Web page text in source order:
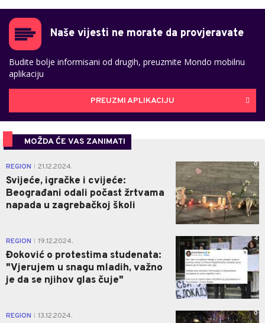
Naše vijesti ne morate da provjeravate
Budite bolje informisani od drugih, preuzmite Mondo mobilnu
aplikaciju
PREUZMI APLIKACIJU
MOŽDA ĆE VAS ZANIMATI
REGION 21.12.2024.
Svijeće, igračke i cvijeće:
Beograđani odali počast žrtvama
napada u zagrebačkoj školi
0
REGION 19.12.2024.
Đoković o protestima studenata:
"Vjerujem u snagu mladih, važno
je da se njihov glas čuje"
4
REGION 13.12.2024. 0